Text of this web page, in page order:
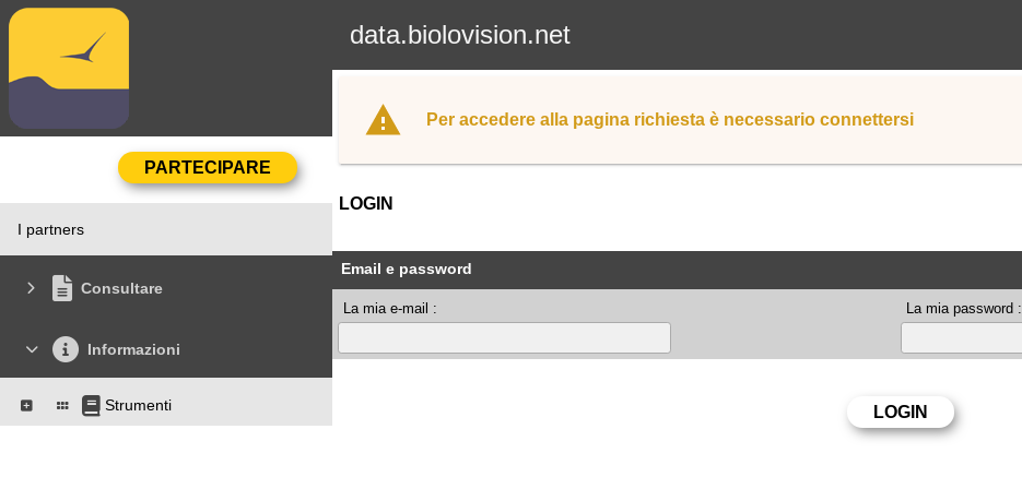
data.biolovision.net
I partners
Consultare
Informazioni
Strumenti
Per accedere alla pagina richiesta è necessario connettersi
LOGIN
Email e password
La mia e-mail : La mia password :